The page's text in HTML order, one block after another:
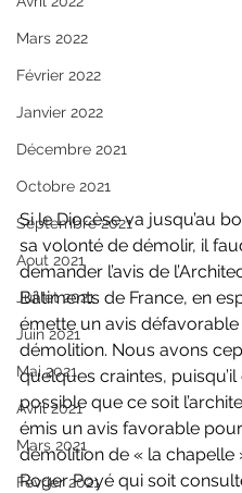
Mars 2022
Février 2022
Janvier 2022
Décembre 2021
Octobre 2021
Septembre 2021
Aout 2021
Juillet 2021
Juin 2021
Mai 2021
Avril 2021
Mars 2021
Février 2021
Si le Diocèse va jusqu’au
sa volonté de démolir, il
demander l’avis de
Bâtiments de France, en
émette un avis défavorable
démolition. Nous avons
quelques craintes, puisqu’il
possible que ce soit
émis un avis favorable
démolition de « la chapelle
Roger Poyé qui soit